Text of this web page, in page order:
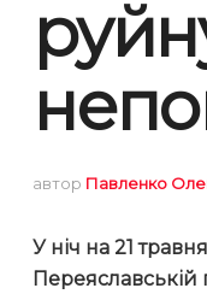
автор Павленко
У ніч на 21